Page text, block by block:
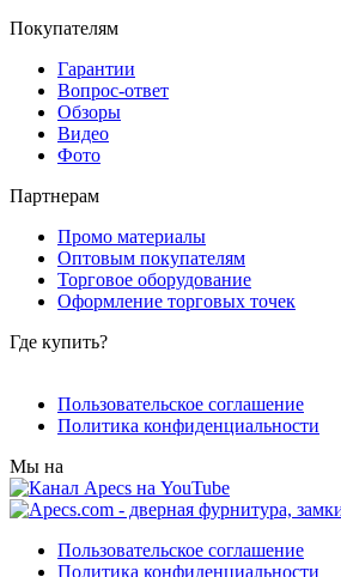
Покупателям
Гарантии
Вопрос-ответ
Обзоры
Видео
Фото
Партнерам
Промо материалы
Оптовым покупателям
Торговое оборудование
Оформление торговых точек
Где купить?
Пользовательское соглашение
Политика конфиденциальности
Мы на
Пользовательское соглашение
Политика конфиденциальности